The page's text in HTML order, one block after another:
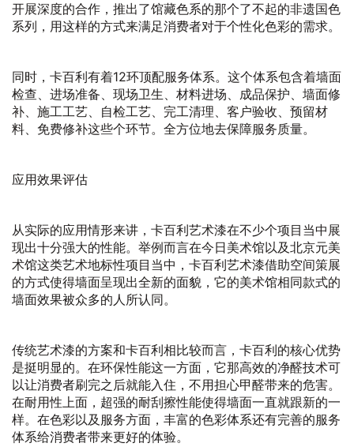
开展深度的合作，推出了馆藏色系的那个了不起的非遗国色
系列，用这样的方式来满足消费者对于个性化色彩的需求。
同时，卡百利有着12环顶配服务体系。这个体系包含着墙面
检查、进场准备、现场卫生、材料进场、成品保护、墙面修
补、施工工艺、自检工艺、完工清理、客户验收、预留材
料、免费修补这些个环节。全方位地去保障服务质量。
应用效果评估
从实际的应用情形来讲，卡百利艺术漆在不少个项目当中展
现出十分强大的性能。举例而言在今日美术馆以及北京元美
术馆这类艺术地标性项目当中，卡百利艺术漆借助空间策展
的方式使得墙面呈现出全新的面貌，它的美术馆相同款式的
墙面效果被众多的人所认同。
传统艺术漆的方案和卡百利相比较而言，卡百利的核心优势
是挺明显的。在环保性能这一方面，它那高效的净醛技术可
以让消费者刷完之后就能入住，不用担心甲醛带来的危害。
在耐用性上面，超强的耐刮擦性能使得墙面一直就跟新的一
样。在色彩以及服务方面，丰富的色彩体系还有完善的服务
体系给消费者带来更好的体验。